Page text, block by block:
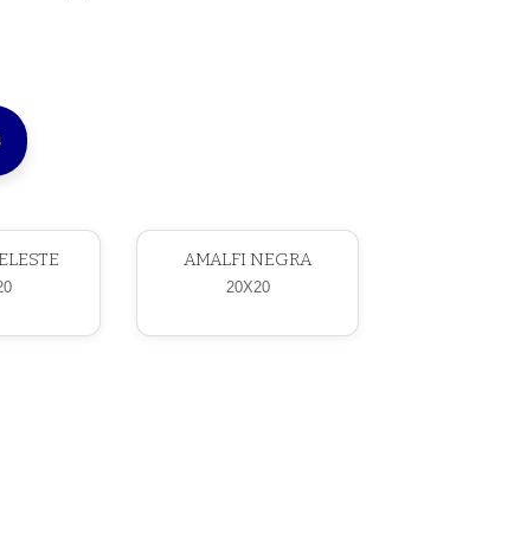
AMALFI NEGRA
20X20